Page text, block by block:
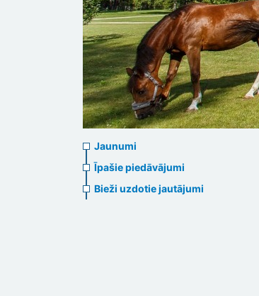
News
menu
Jaunumi
Īpašie piedāvājumi
Bieži uzdotie jautājumi